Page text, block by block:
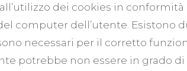
dei cookies in conformità
computer dell’utente. Esistono
necessari per il corretto
potrebbe non essere in grado di